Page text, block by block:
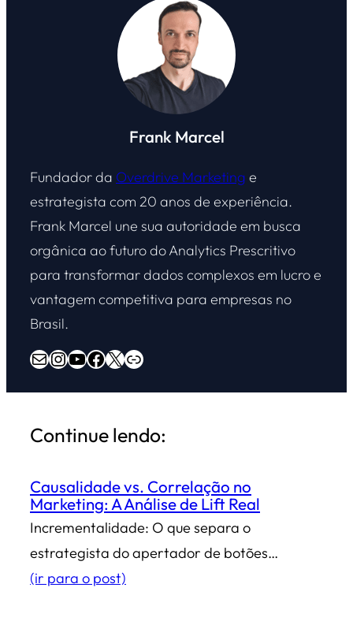
Frank Marcel
Fundador da Overdrive Marketing e
estrategista com 20 anos de experiência.
Frank Marcel une sua autoridade em busca
orgânica ao futuro do Analytics Prescritivo
para transformar dados complexos em lucro e
vantagem competitiva para empresas no
Brasil.
E-mail InstagramYoutube Facebook X Overdrive Marketing
Continue lendo:
Causalidade vs. Correlação no
Marketing: A Análise de Lift Real
Incrementalidade: O que separa o
estrategista do apertador de botões…
(ir para o post)